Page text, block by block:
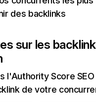
des backlinks
sur les
l'Authority Score
de votre